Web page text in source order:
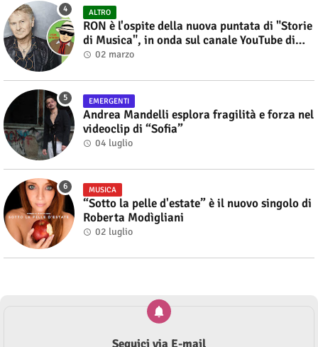
ALTRO
RON è l'ospite della nuova puntata di "Storie
di Musica", in onda sul canale YouTube di
Alberto Salerno
02 marzo
EMERGENTI
Andrea Mandelli esplora fragilità e forza nel
videoclip di “Sofia”
04 luglio
MUSICA
“Sotto la pelle d'estate” è il nuovo singolo di
Roberta Modìgliani
02 luglio
Seguici via E-mail